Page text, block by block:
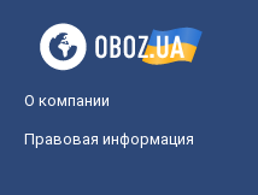
О компании
Правовая информация